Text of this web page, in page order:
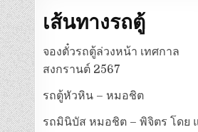
เส้นทางรถตู้
จองตั๋วรถตู้ล่วงหน้า เทศกาล
สงกรานต์ 2567
รถตู้หัวหิน – หมอชิต
รถมินิบัส หมอชิต – พิจิตร โดย